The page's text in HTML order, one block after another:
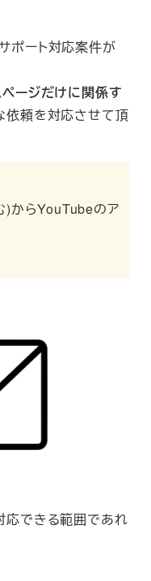
ポート対応案件が
ージだけに関係す
依頼を対応させて頂
)からYouTubeのア
応できる範囲であれ